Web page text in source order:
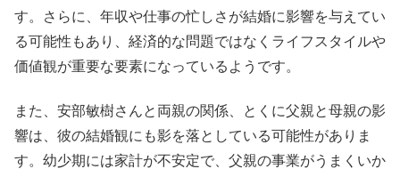
す。さらに、年収や仕事の忙しさが結婚に影響を与えてい
る可能性もあり、経済的な問題ではなくライフスタイルや
価値観が重要な要素になっているようです。
また、安部敏樹さんと両親の関係、とくに父親と母親の影
響は、彼の結婚観にも影を落としている可能性がありま
す。幼少期には家計が不安定で、父親の事業がうまくいか